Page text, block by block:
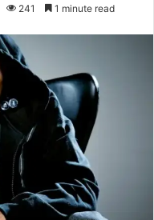
241 1 minute read